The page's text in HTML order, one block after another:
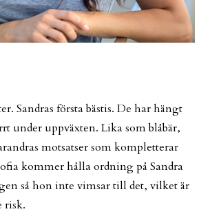
Sandras första bästis. De har hängt
under uppväxten. Lika som blåbär,
motsatser som kompletterar
kommer hålla ordning på Sandra
så hon inte vimsar till det, vilket är
risk.